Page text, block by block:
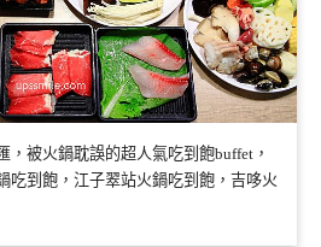
，被火鍋耽誤的超人氣吃到飽buffet，
吃到飽，江子翠站火鍋吃到飽，吉哆火